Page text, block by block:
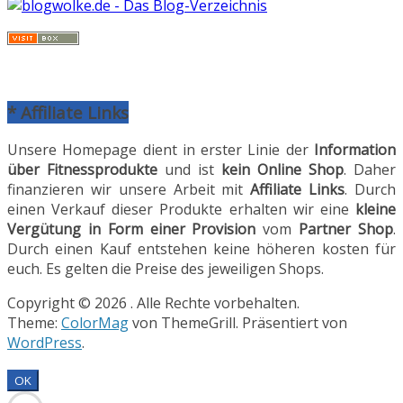
* Affiliate Links
Unsere Homepage dient in erster Linie der Information
über Fitnessprodukte und ist kein Online Shop. Daher
finanzieren wir unsere Arbeit mitAffiliate Links. Durch
einen Verkauf dieser Produkte erhalten wir eine kleine
Vergütung in Form einer Provision vom Partner Shop.
Durch einen Kauf entstehen keine höheren kosten für
euch. Es gelten die Preise des jeweiligen Shops.
Copyright © 2026 . Alle Rechte vorbehalten.
Theme: ColorMagvon ThemeGrill. Präsentiert von
WordPress.
OK